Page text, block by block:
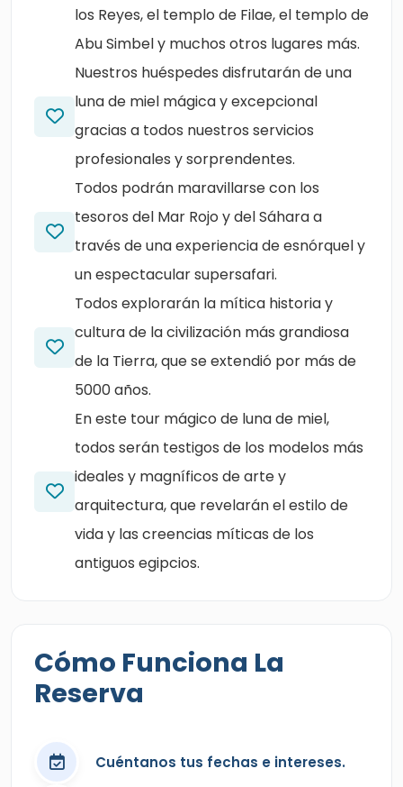
los Reyes, el templo de Filae, el templo de
Abu Simbel y muchos otros lugares más.
Nuestros huéspedes disfrutarán de una
luna de miel mágica y excepcional
gracias a todos nuestros servicios
profesionales y sorprendentes.
Todos podrán maravillarse con los
tesoros del Mar Rojo y del Sáhara a
través de una experiencia de esnórquel y
un espectacular supersafari.
Todos explorarán la mítica historia y
cultura de la civilización más grandiosa
de la Tierra, que se extendió por más de
5000 años.
En este tour mágico de luna de miel,
todos serán testigos de los modelos más
ideales y magníficos de arte y
arquitectura, que revelarán el estilo de
vida y las creencias míticas de los
antiguos egipcios.
Cómo Funciona La
Reserva
Cuéntanos tus fechas e intereses.